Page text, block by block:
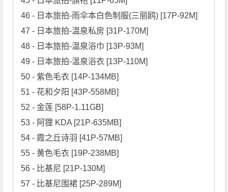
46 - 日本旅拍-雨伞本白色制服(三丽鸥) [17P-92M]
47 - 日本旅拍-温泉私房 [31P-170M]
48 - 日本旅拍-温泉浴巾 [13P-93M]
49 - 日本旅拍-温泉浴衣 [13P-110M]
50 - 紫色毛衣 [14P-134MB]
51 - 花和夕阳 [43P-558MB]
52 - 金莲 [58P-1.11GB]
53 - 阿狸 KDA [21P-635MB]
54 - 霞之丘诗羽 [41P-57MB]
55 - 黄色毛衣 [19P-238MB]
56 - 比基尼 [21P-130M]
57 - 比基尼围裙 [25P-289M]